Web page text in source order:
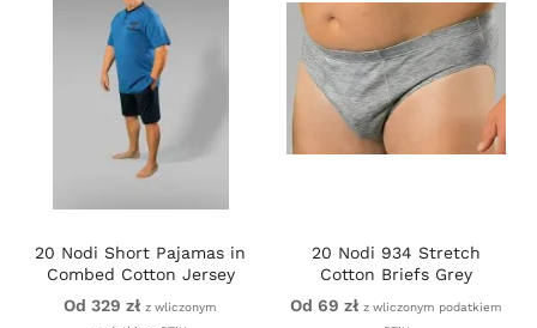
20 Nodi Short Pajamas in
Combed Cotton Jersey
Blue/Black
Od 329 zł z wliczonym
20 Nodi 934 Stretch
Cotton Briefs Grey
Od 69 zł z wliczonym podatkiem